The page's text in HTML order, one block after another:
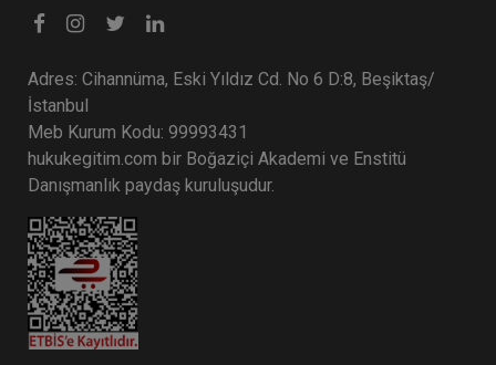
Adres: Cihannüma, Eski Yıldız Cd. No 6 D:8, Beşiktaş/
İstanbul
Meb Kurum Kodu: 99993431
hukukegitim.com bir Boğaziçi Akademi ve Enstitü
Danışmanlık paydaş kuruluşudur.